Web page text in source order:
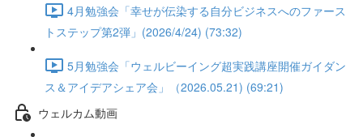
4月勉強会「幸せが伝染する自分ビジネスへのファース
トステップ第2弾」(2026/4/24) (73:32)
5月勉強会「ウェルビーイング超実践講座開催ガイダン
ス＆アイデアシェア会」（2026.05.21) (69:21)
ウェルカム動画